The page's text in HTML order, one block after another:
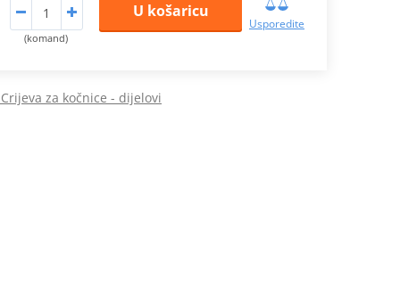
(komand)
U košaricu
Usporedite
Crijeva za kočnice - dijelovi